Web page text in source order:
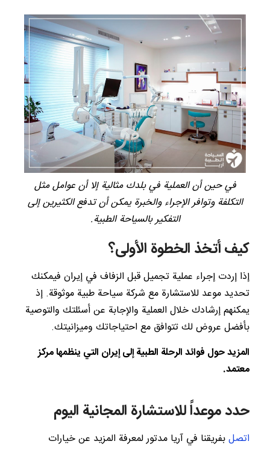
في حين أن العملية في بلدك مثالية إلا أن عوامل مثل
التكلفة وتوافر الإجراء والخبرة يمكن أن تدفع الكثيرين إلى
التفكير بالسياحة الطبية.
كيف أتخذ الخطوة الأولى؟
إذا إردت إجراء عملية تجميل قبل الزفاف في إيران فيمكنك
تحديد موعد للاستشارة مع شركة سياحة طبية موثوقة. إذ
يمكنهم إرشادك خلال العملية والإجابة عن أسئلتك والتوصية
بأفضل عروض لك تتوافق مع احتياجاتك وميزانيتك.
المزيد حول فوائد الرحلة الطبية إلى إيران التي ينظمها مركز
معتمد.
حدد موعداً للاستشارة المجانية اليوم
اتصلبفريقنا في آريا مدتور لمعرفة المزيد عن خيارات